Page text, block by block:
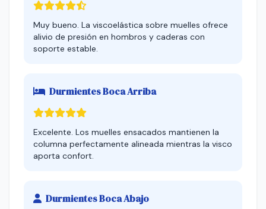
Muy bueno. La viscoelástica sobre muelles ofrece
alivio de presión en hombros y caderas con
soporte estable.
Durmientes Boca Arriba
Excelente. Los muelles ensacados mantienen la
columna perfectamente alineada mientras la visco
aporta confort.
Durmientes Boca Abajo